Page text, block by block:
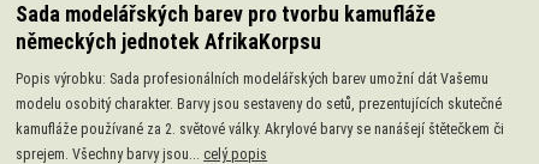
Sada modelářských barev pro tvorbu kamufláže
německých jednotek AfrikaKorpsu
Popis výrobku: Sada profesionálních modelářských barev umožní dát Vašemu
modelu osobitý charakter. Barvy jsou sestaveny do setů, prezentujících skutečné
kamufláže používané za 2. světové války. Akrylové barvy se nanášejí štětečkem či
sprejem. Všechny barvy jsou... celý popis